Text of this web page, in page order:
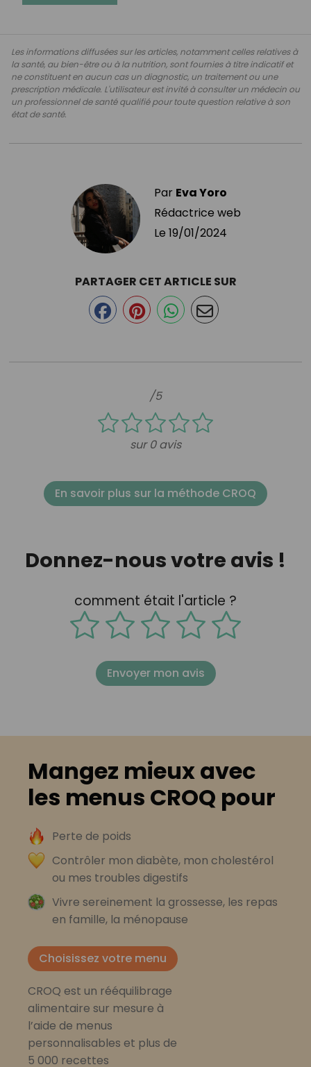
Les informations diffusées sur les articles, notamment celles relatives à
la santé, au bien-être ou à la nutrition, sont fournies à titre indicatif et
ne constituent en aucun cas un diagnostic, un traitement ou une
prescription médicale. L'utilisateur est invité à consulter un médecin ou
un professionnel de santé qualifié pour toute question relative à son
état de santé.
Par Eva Yoro
Rédactrice web
Le 19/01/2024
/5
sur 0 avis
PARTAGER CET ARTICLE SUR
En savoir plus sur la méthode CROQ
Donnez-nous votre avis !
comment était l'article ?
Envoyer mon avis
Mangez mieux avec
les menus CROQ pour
Perte de poids
Contrôler mon diabète, mon cholestérol
ou mes troubles digestifs
Vivre sereinement la grossesse, les repas
en famille, la ménopause
Choisissez votre menu
CROQ est un rééquilibrage
alimentaire sur mesure à
l’aide de menus
personnalisables et plus de
5 000 recettes